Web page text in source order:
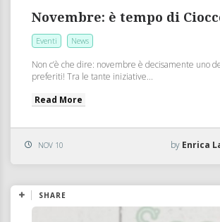
Novembre: è tempo di
Eventi News
Non c’è che dire: novembre è decisamente uno
preferiti! Tra le tante iniziative...
Read More
NOV 10 by Enrica
SHARE